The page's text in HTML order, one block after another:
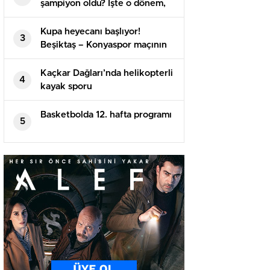
şampiyon oldu? İşte o dönem,
takım ve ayrıntılar
3
Kupa heyecanı başlıyor!
Beşiktaş – Konyaspor maçının
hakemi belirli oldu
4
Kaçkar Dağları’nda helikopterli
kayak sporu
5
Basketbolda 12. hafta programı